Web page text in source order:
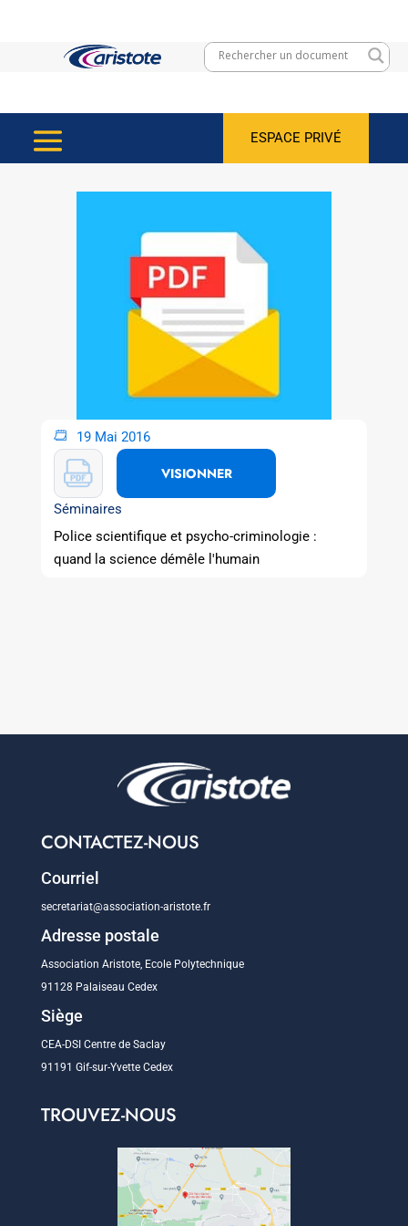
ESPACE PRIVÉ
19 Mai 2016
VISIONNER
Séminaires
Police scientifique et psycho-criminologie :
quand la science démêle l'humain
CONTACTEZ-NOUS
Courriel
secretariat@association-aristote.fr
Adresse postale
Association Aristote, Ecole Polytechnique
91128 Palaiseau Cedex
Siège
CEA-DSI Centre de Saclay
91191 Gif-sur-Yvette Cedex
TROUVEZ-NOUS